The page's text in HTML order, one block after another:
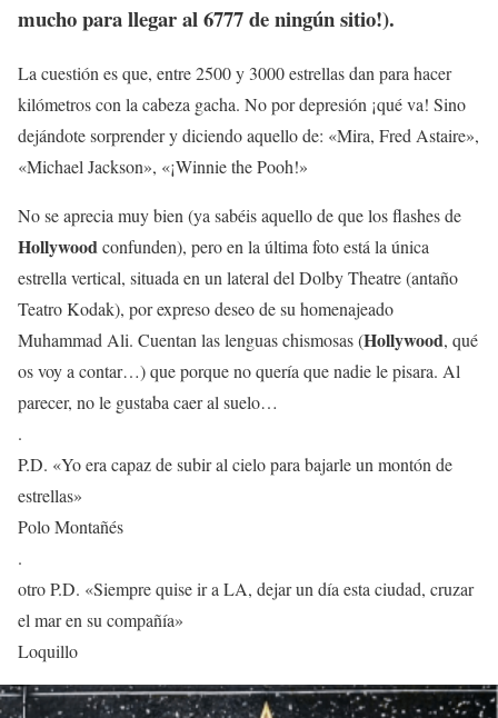
mucho para llegar al 6777 de ningún sitio!).
La cuestión es que, entre 2500 y 3000 estrellas dan para hacer
kilómetros con la cabeza gacha. No por depresión ¡qué va! Sino
dejándote sorprender y diciendo aquello de: «Mira, Fred Astaire»,
«Michael Jackson», «¡Winnie the Pooh!»
No se aprecia muy bien (ya sabéis aquello de que los flashes de
Hollywoodconfunden), pero en la última foto está la única
estrella vertical, situada en un lateral del Dolby Theatre (antaño
Teatro Kodak), por expreso deseo de su homenajeado
Muhammad Ali. Cuentan las lenguas chismosas (Hollywood, qué
os voy a contar…) que porque no quería que nadie le pisara. Al
parecer, no le gustaba caer al suelo…
.
P.D. «Yo era capaz de subir al cielo para bajarle un montón de
estrellas»
Polo Montañés
.
otro P.D. «Siempre quise ir a LA, dejar un día esta ciudad, cruzar
el mar en su compañía»
Loquillo